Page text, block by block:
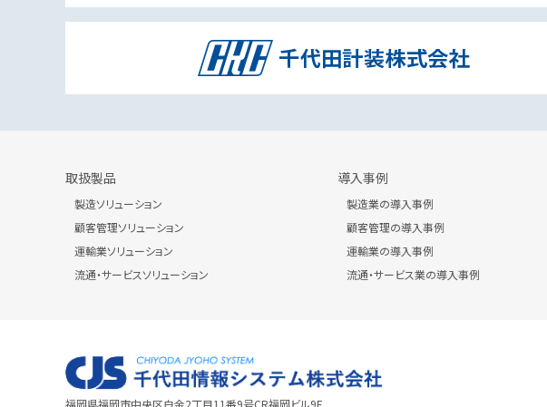
取扱製品
製造ソリューション
顧客管理ソリューション
運輸業ソリューション
流通・サービスソリューション
導入事例
製造業の導入事例
顧客管理の導入事例
運輸業の導入事例
流通・サービス業の導入事例